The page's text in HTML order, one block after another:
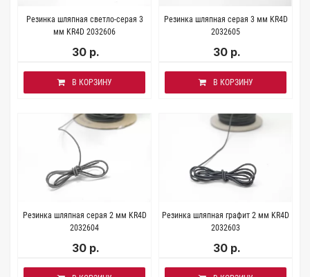
Резинка шляпная светло-серая 3
мм KR4D 2032606
30 р.
В КОРЗИНУ
Резинка шляпная серая 3 мм KR4D
2032605
30 р.
В КОРЗИНУ
Резинка шляпная серая 2 мм KR4D
2032604
30 р.
Резинка шляпная графит 2 мм KR4D
2032603
30 р.